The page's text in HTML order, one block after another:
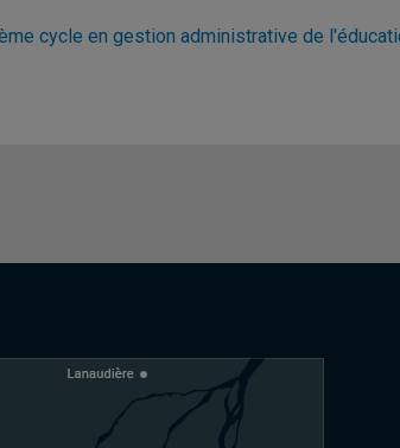
cycle en gestion administrative de